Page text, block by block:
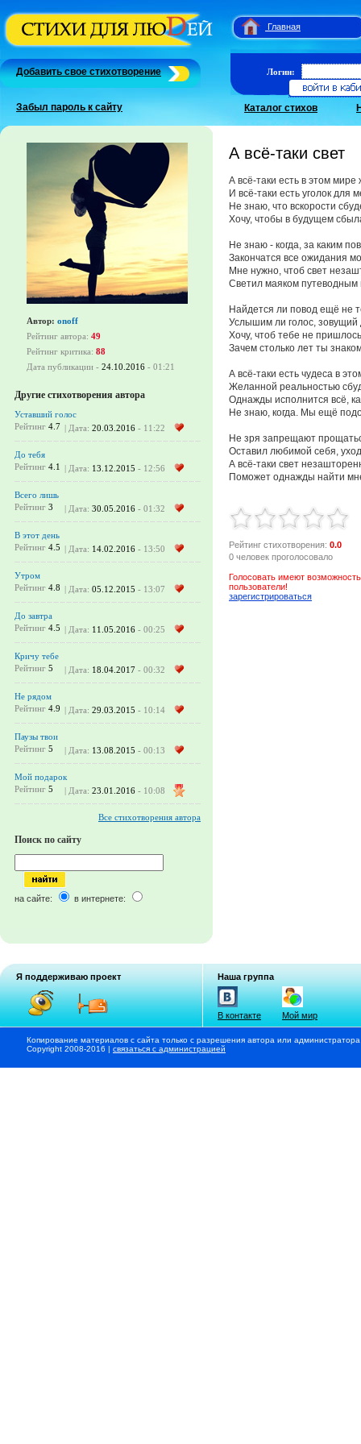
Главная
Добавить свое стихотворение
Забыл пароль к сайту
Логин:
Каталог стихов
Автор: onoff
Рейтинг автора: 49
Рейтинг критика: 88
Дата публикации - 24.10.2016 - 01:21
Другие стихотворения автора
Уставший голос
Рейтинг 4.7 | Дата: 20.03.2016 - 11:22
До тебя
Рейтинг 4.1 | Дата: 13.12.2015 - 12:56
Всего лишь
Рейтинг 3 | Дата: 30.05.2016 - 01:32
В этот день
Рейтинг 4.5 | Дата: 14.02.2016 - 13:50
Утром
Рейтинг 4.8 | Дата: 05.12.2015 - 13:07
До завтра
Рейтинг 4.5 | Дата: 11.05.2016 - 00:25
Кричу тебе
Рейтинг 5 | Дата: 18.04.2017 - 00:32
Не рядом
Рейтинг 4.9 | Дата: 29.03.2015 - 10:14
Паузы твои
Рейтинг 5 | Дата: 13.08.2015 - 00:13
Мой подарок
Рейтинг 5 | Дата: 23.01.2016 - 10:08
Все стихотворения автора
Поиск по сайту
на сайте: в интернете:
А всё-таки свет
А всё-таки есть в этом мире
И всё-таки есть уголок для
Не знаю, что вскорости
Хочу, чтобы в будущем
Не знаю - когда, за каким
Закончатся все ожидания
Мне нужно, чтоб свет
Светил маяком путеводным
Найдется ли повод ещё не
Услышим ли голос, зовущий
Хочу, чтоб тебе не
Зачем столько лет ты
А всё-таки есть чудеса в
Желанной реальностью
Однажды исполнится всё,
Не знаю, когда. Мы ещё
Не зря запрещают
Оставил любимой себя,
А всё-таки свет
Поможет однажды найти
Рейтинг стихотворения: 0.0
0 человек проголосовало
Голосовать имеют
пользователи!
зарегистрироваться
Я поддерживаю проект Наша группа
В контакте Мой мир
Копирование материалов с сайта только с разрешения автора или
Copyright 2008-2016 | связаться с администрацией